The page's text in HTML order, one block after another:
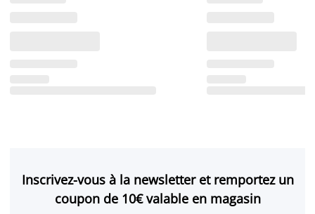
Inscrivez-vous à la newsletter et remportez un
coupon de 10€ valable en magasin